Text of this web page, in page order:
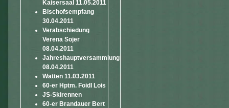
Kaisersaal 11.05.2011
Bischofsempfang
30.04.2011
Verabschiedung
Verena Sojer
08.04.2011
Jahreshauptversammlung
08.04.2011
Watten 11.03.2011
60-er Hptm. Foidl Lois
JS-Skirennen
60-er Brandauer Bert